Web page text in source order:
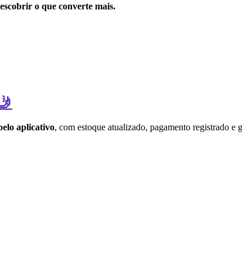
o que converte mais.
aplicativo, com estoque atualizado, pagamento registrado e